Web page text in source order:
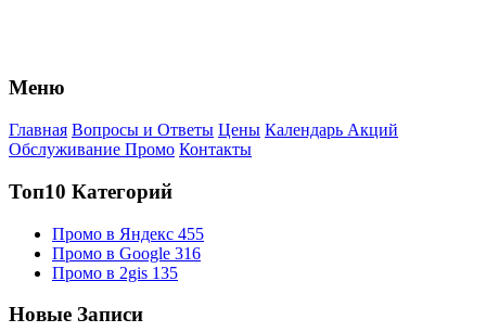
Меню
Главная Вопросы и Ответы Цены Календарь Акций
Обслуживание Промо Контакты
Топ10 Категорий
Промо в Яндекс 455
Промо в Google 316
Промо в 2gis 135
Новые Записи